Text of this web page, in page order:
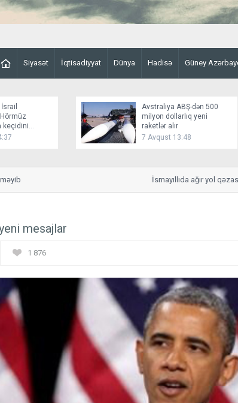
Siyasət İqtisadiyyat Dünya Hadisə Güney
keçidini
Avstraliya ABŞ-dən 500
milyon dollarlıq yeni
raketlər alır
7 Avqust 13:48
İsmayıllıda ağır yol
mesajlar
1 876